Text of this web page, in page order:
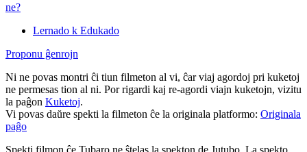
ne?
Lernado k Edukado
Proponu ĝenrojn
Ni ne povas montri ĉi tiun filmeton al vi, ĉar viaj agordoj pri kuketoj
ne permesas tion al ni. Por rigardi kaj re-agordi viajn kuketojn, vizitu
la paĝon Kuketoj.
Vi povas daŭre spekti la filmeton ĉe la originala platformo: Originala
paĝo
Spekti filmon ĉe Tubaro ne ŝtelas la spekton de Jutubo. La spekto